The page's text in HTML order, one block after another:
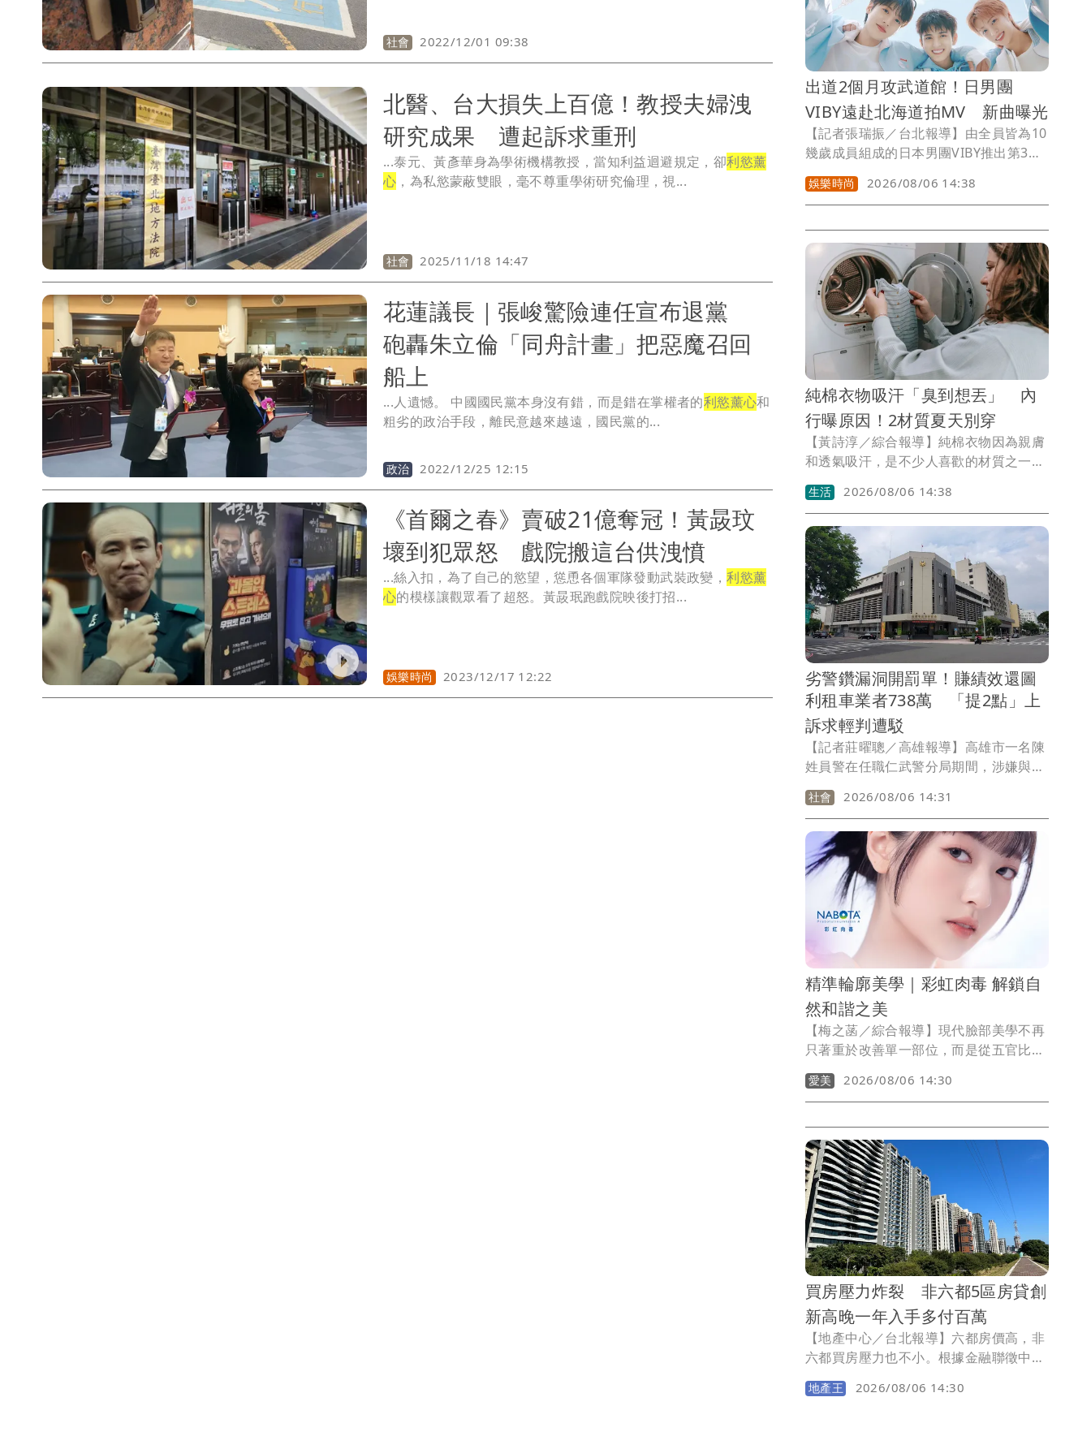
社會 2022/12/01 09:38
北醫、台大損失上百億！教授夫婦洩
研究成果 遭起訴求重刑
...泰元、黃彥華身為學術機構教授，當知利益迴避規定，卻利慾薰
心 ，為私慾蒙蔽雙眼，毫不尊重學術研究倫理，視...
社會 2025/11/18 14:47
花蓮議長｜張峻驚險連任宣布退黨
砲轟朱立倫「同舟計畫」把惡魔召回
船上
...人遺憾。 中國國民黨本身沒有錯，而是錯在掌權者的利慾薰心和
粗劣的政治手段，離民意越來越遠，國民黨的...
政治 2022/12/25 12:15
《首爾之春》賣破21億奪冠！黃晸玟
壞到犯眾怒 戲院搬這台供洩憤
...絲入扣，為了自己的慾望，慫恿各個軍隊發動武裝政變，利慾薰
心的模樣讓觀眾看了超怒。黃晸珉跑戲院映後打招...
娛樂時尚 2023/12/17 12:22
出道2個月攻武道館！日男團
VIBY遠赴北海道拍MV 新曲曝光
【記者張瑞振／台北報導】由全員皆為10
幾歲成員組成的日本男團VIBY推出第3首
數位單曲〈Gotcha〉，歌曲已於各大數
位音樂平台正式上架，Music Video也同
步公開。
娛樂時尚 2026/08/06 14:38
純棉衣物吸汗「臭到想丟」 內
行曝原因！2材質夏天別穿
【黃詩淳／綜合報導】純棉衣物因為親膚
和透氣吸汗，是不少人喜歡的材質之一，
不過有網友抱怨，純棉衣服吸汗後總是
「臭到想丟」，讓她相當崩潰，對此，有
紡織業人士解釋原因，也有人分享除臭妙
招。
生活 2026/08/06 14:38
劣警鑽漏洞開罰單！賺績效還圖
利租車業者738萬 「提2點」上
訴求輕判遭駁
【記者莊曜聰／高雄報導】高雄市一名陳
姓員警在任職仁武警分局期間，涉嫌與租
車、代辦業者共謀，替被扣牌的租賃車輛
開罰單，讓對方得以「解套」重新請領牌
照上路，陳員又能賺到績效，半年內讓相
關業者獲利738萬餘元，被依圖利罪起
訴，一審判處4年2月徒刑、褫奪公權4
年，陳員提出上訴，主張曾因值勤出車禍
智力受損，且開單一事未獲私利，遭二審
法官駁回。
社會 2026/08/06 14:31
精準輪廓美學｜彩虹肉毒 解鎖自
然和諧之美
【梅之菡／綜合報導】現代臉部美學不再
只著重於改善單一部位，而是從五官比
例、肌肉動態與整體輪廓出發，追求協調
且自然的視覺平衡。耐看的美感，並非刻
意改變個人特色或追求制式化臉型，而是
在專業醫師評估下，依據個人的臉部條件
與肌肉特性，進行適當的美學規劃，使整
體輪廓與表情呈現更自然、和諧的視覺效
果。
愛美 2026/08/06 14:30
買房壓力炸裂 非六都5區房貸創
新高晚一年入手多付百萬
【地產中心／台北報導】六都房價高，非
六都買房壓力也不小。根據金融聯徵中心
2026年Q1新增房貸資料統計，非六都15
個縣市當中，包括新竹縣、苗栗縣、彰化
地產王 2026/08/06 14:30